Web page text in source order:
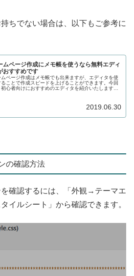
ちでない場合は、以下もご参考に
ムページ作成にメモ帳を使うなら無料エディ
おすすめです
ムページ作成はメモ帳でも出来ますが、エディタを使
ることで作成スピードを上げることができます。今回
初心者向けにおすすめのエディタを紹介いたします。
2019.06.30
の確認方法
確認するには、「外観→テーマエ
イルシート」から確認できます。